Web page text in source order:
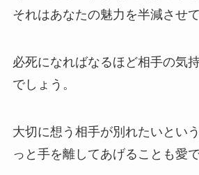
それはあなたの魅力を半減させ
必死になればなるほど相手の気
でしょう。
大切に想う相手が別れたいとい
っと手を離してあげることも愛